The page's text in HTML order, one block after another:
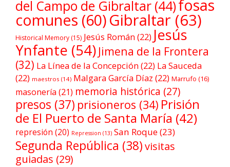
del Campo de Gibraltar (44)fosas
comunes (60)Gibraltar(63)
Historical Memory (15) Jesús Román(22) Jesús
Ynfante (54) Jimena de la Frontera
(32) La Línea de la Concepción(22) La Sauceda
(22) maestros (14) Malgara García Díaz (22) Marrufo (16)
masonería (21) memoria histórica (27)
presos (37) prisioneros (34) Prisión
de El Puerto de Santa María (42)
represión (20) Repression (13) San Roque(23)
Segunda República (38)visitas
guiadas (29)